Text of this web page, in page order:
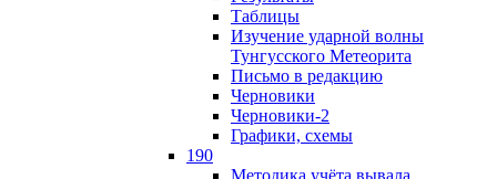
Таблицы
Изучение ударной волны
Тунгусского Метеорита
Письмо в редакцию
Черновики
Черновики-2
Графики, схемы
190
Методика учёта вывала